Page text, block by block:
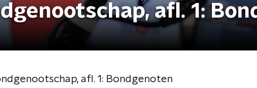
afl. 1:
afl. 1: Bondgenoten